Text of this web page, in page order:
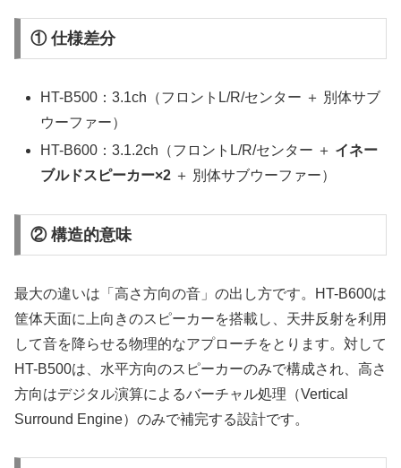
① 仕様差分
HT-B500：3.1ch（フロントL/R/センター ＋ 別体サブ
ウーファー）
HT-B600：3.1.2ch（フロントL/R/センター ＋ イネー
ブルドスピーカー×2 ＋ 別体サブウーファー）
② 構造的意味
最大の違いは「高さ方向の音」の出し方です。HT-B600は
筐体天面に上向きのスピーカーを搭載し、天井反射を利用
して音を降らせる物理的なアプローチをとります。対して
HT-B500は、水平方向のスピーカーのみで構成され、高さ
方向はデジタル演算によるバーチャル処理（Vertical
Surround Engine）のみで補完する設計です。